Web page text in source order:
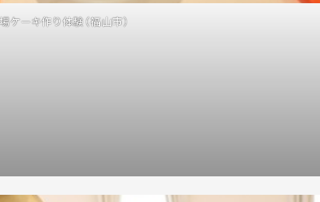
ケーキ作り体験（福山市）